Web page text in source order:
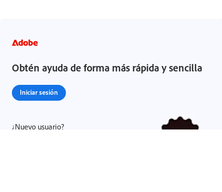
Obtén ayuda de forma más rápida y sencilla
Iniciar sesión
¿Nuevo usuario?